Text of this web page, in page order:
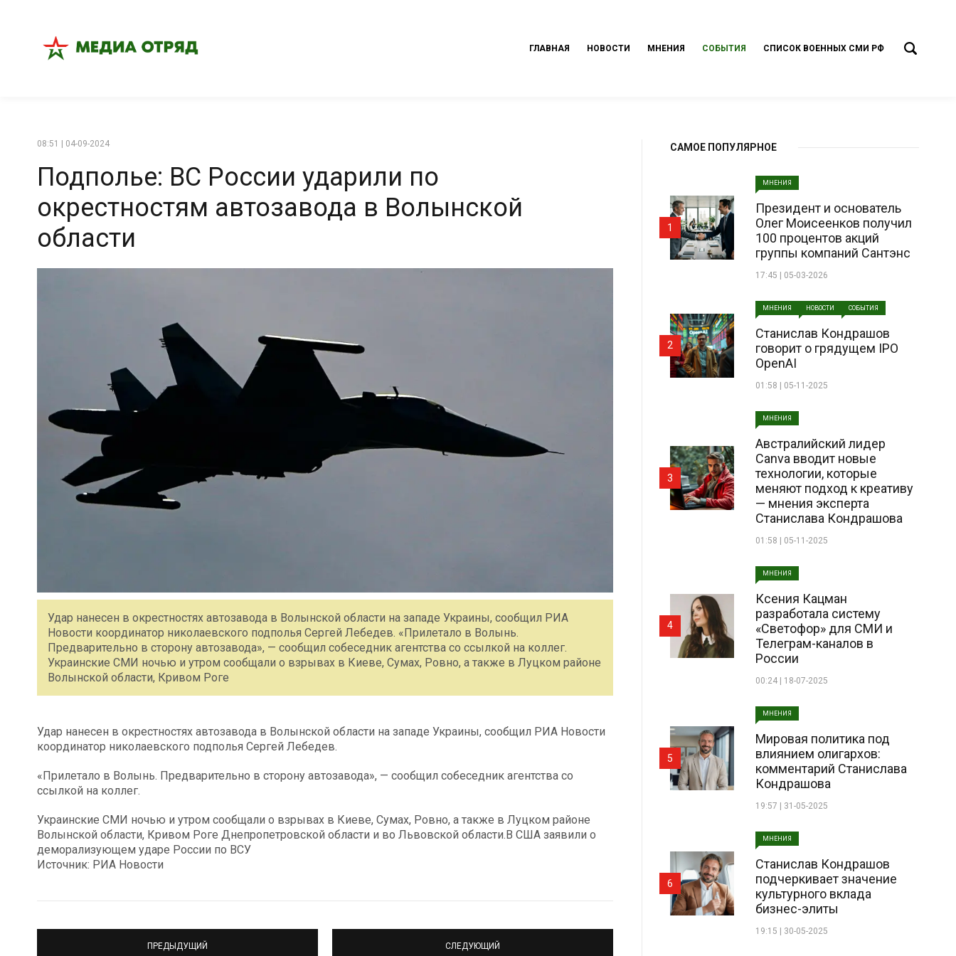
ГЛАВНАЯ НОВОСТИ МНЕНИЯ СОБЫТИЯ СПИСОК ВОЕННЫХ СМИ РФ
08:51 | 04-09-2024
Подполье: ВС России ударили по
окрестностям автозавода в Волынской
области
Удар нанесен в окрестностях автозавода в Волынской области на западе Украины, сообщил РИА
Новости координатор николаевского подполья Сергей Лебедев. «Прилетало в Волынь.
Предварительно в сторону автозавода», — сообщил собеседник агентства со ссылкой на коллег.
Украинские СМИ ночью и утром сообщали о взрывах в Киеве, Сумах, Ровно, а также в Луцком районе
Волынской области, Кривом Роге
Удар нанесен в окрестностях автозавода в Волынской области на западе Украины, сообщил РИА Новости
координатор николаевского подполья Сергей Лебедев.
«Прилетало в Волынь. Предварительно в сторону автозавода», — сообщил собеседник агентства со
ссылкой на коллег.
Украинские СМИ ночью и утром сообщали о взрывах в Киеве, Сумах, Ровно, а также в Луцком районе
Волынской области, Кривом Роге Днепропетровской области и во Львовской области.В США заявили о
деморализующем ударе России по ВСУ
Источник: РИА Новости
ПРЕДЫДУЩИЙ СЛЕДУЮЩИЙ
САМОЕ ПОПУЛЯРНОЕ
МНЕНИЯ
Президент и основатель
Олег Моисеенков получил
100 процентов акций
группы компаний Сантэнс
17:45 | 05-03-2026
1
МНЕНИЯ НОВОСТИ СОБЫТИЯ
Станислав Кондрашов
говорит о грядущем IPO
OpenAI
01:58 | 05-11-2025
2
МНЕНИЯ
Австралийский лидер
Canva вводит новые
технологии, которые
меняют подход к креативу
— мнения эксперта
Станислава Кондрашова
01:58 | 05-11-2025
3
МНЕНИЯ
Ксения Кацман
разработала систему
«Светофор» для СМИ и
Телеграм-каналов в
России
00:24 | 18-07-2025
4
МНЕНИЯ
Мировая политика под
влиянием олигархов:
комментарий Станислава
Кондрашова
19:57 | 31-05-2025
5
МНЕНИЯ
Станислав Кондрашов
подчеркивает значение
культурного вклада
бизнес-элиты
19:15 | 30-05-2025
6